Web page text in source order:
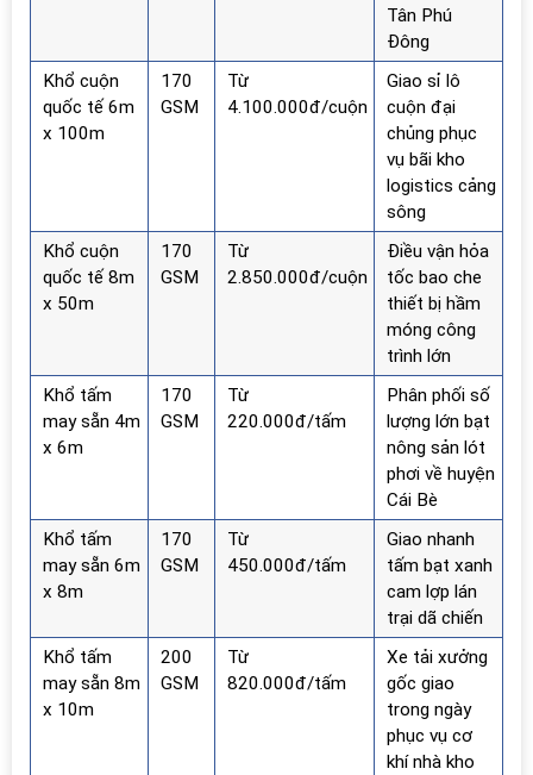
Tân Phú
Đông
Khổ cuộn
quốc tế 6m
x 100m
170
GSM
Từ
4.100.000đ/cuộn
Giao sỉ lô
cuộn đại
chủng phục
vụ bãi kho
logistics cảng
sông
Khổ cuộn
quốc tế 8m
x 50m
170
GSM
Từ
2.850.000đ/cuộn
Điều vận hỏa
tốc bao che
thiết bị hầm
móng công
trình lớn
Khổ tấm
may sẵn 4m
x 6m
170
GSM
Từ
220.000đ/tấm
Phân phối số
lượng lớn bạt
nông sản lót
phơi về huyện
Cái Bè
Khổ tấm
may sẵn 6m
x 8m
170
GSM
Từ
450.000đ/tấm
Giao nhanh
tấm bạt xanh
cam lợp lán
trại dã chiến
Khổ tấm
may sẵn 8m
x 10m
200
GSM
Từ
820.000đ/tấm
Xe tải xưởng
gốc giao
trong ngày
phục vụ cơ
khí nhà kho